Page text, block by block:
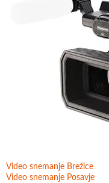
Video snemanje Brežice
Video snemanje Posavje